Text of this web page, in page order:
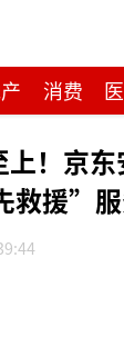
消费
！京
救援”